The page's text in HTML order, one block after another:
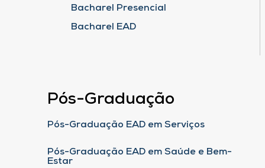
Bacharel Presencial
Bacharel EAD
Pós-Graduação
Pós-Graduação EAD em Serviços
Pós-Graduação EAD em Saúde e Bem-
Estar